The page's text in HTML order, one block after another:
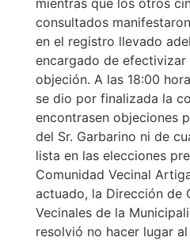
mientras que los otros
consultados
en el registro llevado
encargado de
objeción. A las 18:00
se dio por finalizada la
encontrasen objeciones
del Sr. Garbarino ni de
lista en las elecciones
Comunidad Vecinal
actuado, la Dirección de
Vecinales de la
resolvió no hacer lugar